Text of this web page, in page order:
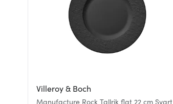
Villeroy & Boch
Manufacture Rock Tallrik flat 22 cm Svart